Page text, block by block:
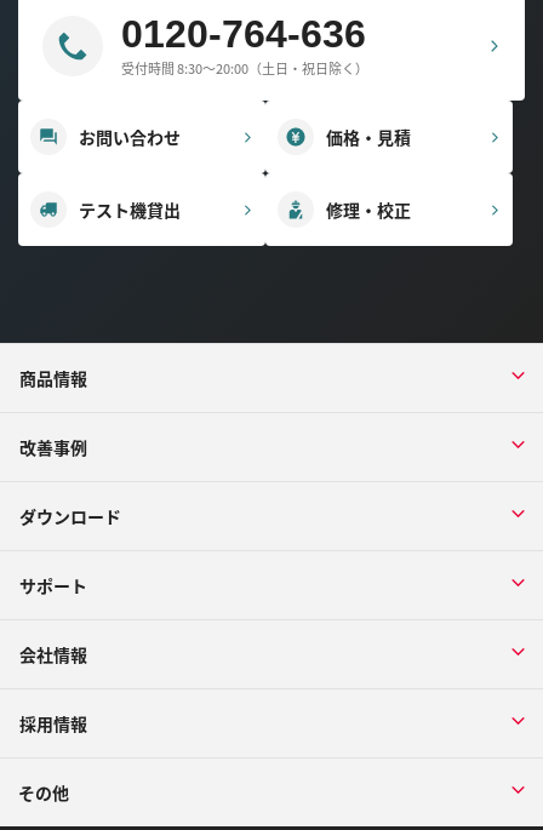
0120-764-636
受付時間 8:30～20:00（土日・祝日除く）
お問い合わせ 価格・見積
テスト機貸出 修理・校正
商品情報
改善事例
ダウンロード
サポート
会社情報
採用情報
その他